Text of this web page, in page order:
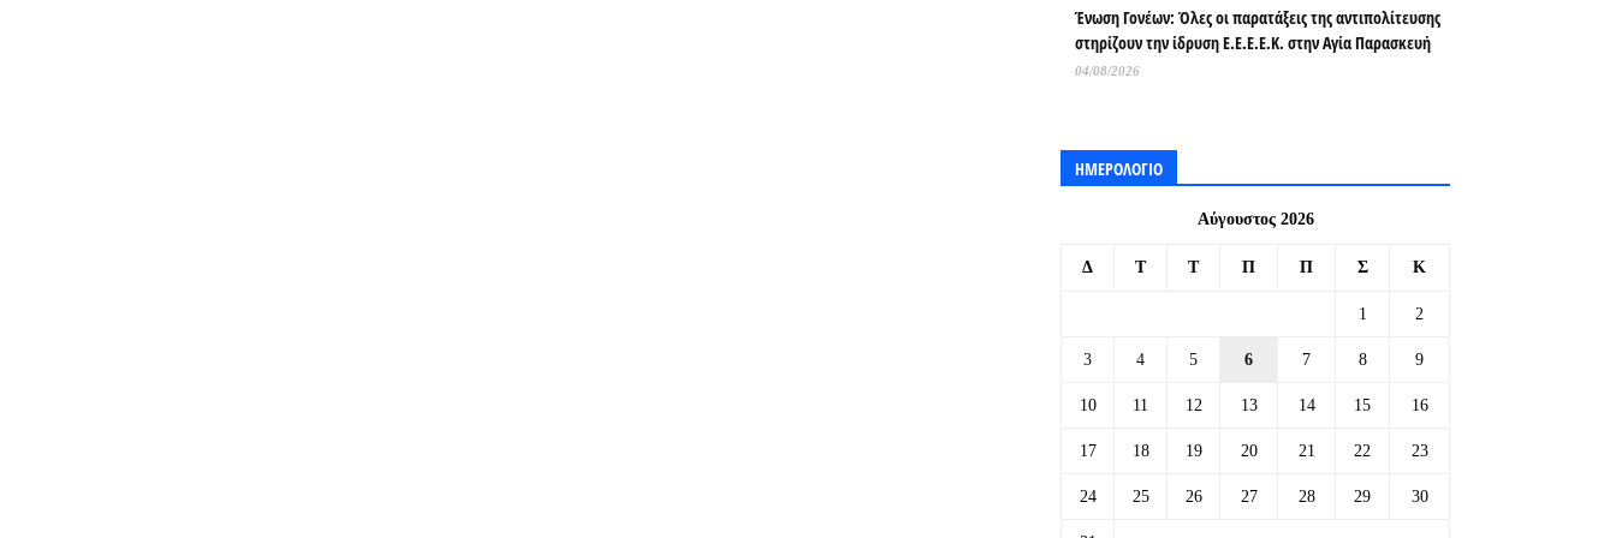
Ένωση Γονέων: Όλες οι παρατάξεις της αντιπολίτευσης
στηρίζουν την ίδρυση Ε.Ε.Ε.Ε.Κ. στην Αγία Παρασκευή
04/08/2026
ΗΜΕΡΟΛΟΓΙΟ
Αύγουστος 2026
Δ Τ Τ Π Π Σ Κ
1 2
3 4 5 6 7 8 9
10 11 12 13 14 15 16
17 18 19 20 21 22 23
24 25 26 27 28 29 30